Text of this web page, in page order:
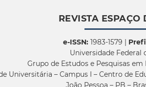
REVISTA ESPAÇO
e-ISSN:1983-1579 |
Universidade Federal
Grupo de Estudos e Pesquisas
Universitária – Campus I – Centro de
João Pessoa – PB –